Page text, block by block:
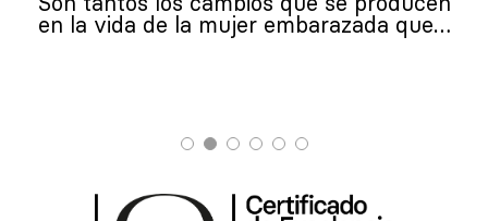
en la vida de la mujer embarazada que…